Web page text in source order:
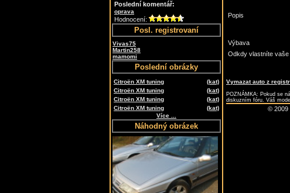
Poslední komentář:
oprava
Hodnocení:
Posl. registrovaní
Vivas75
Martin258
mamomi
Poslední obrázky
Citroën XM tuning
(kat)
Citroën XM tuning
(kat)
Citroën XM tuning
(kat)
Citroën XM tuning
(kat)
Více ...
Náhodný obrázek
Popis
Výbava
Odkdy vlastníte vaše
Vymazat auto z
POZNÁMKA: Pokud se
diskuzním fóru. Váš
© 2009